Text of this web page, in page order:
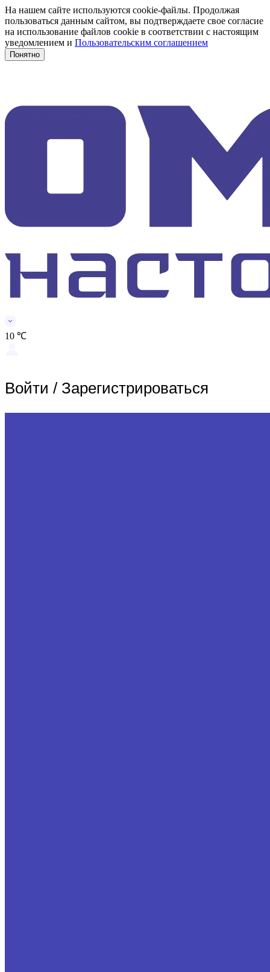
На нашем сайте используются cookie-файлы. Продолжая
пользоваться данным сайтом, вы подтверждаете свое согласие
на использование файлов cookie в соответствии с настоящим
уведомлением и Пользовательским соглашением
Понятно
10 ℃
Войти / Зарегистрироваться